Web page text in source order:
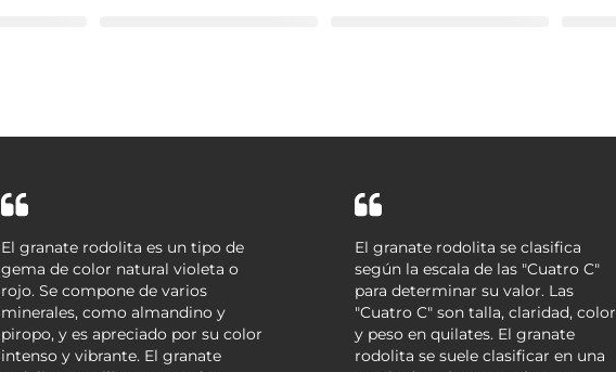
El granate rodolita es un tipo de
gema de color natural violeta o
rojo. Se compone de varios
minerales, como almandino y
piropo, y es apreciado por su color
intenso y vibrante. El granate
El granate rodolita se clasifica
según la escala de las "Cuatro C"
para determinar su valor. Las
"Cuatro C" son talla, claridad, color
y peso en quilates. El granate
rodolita se suele clasificar en una